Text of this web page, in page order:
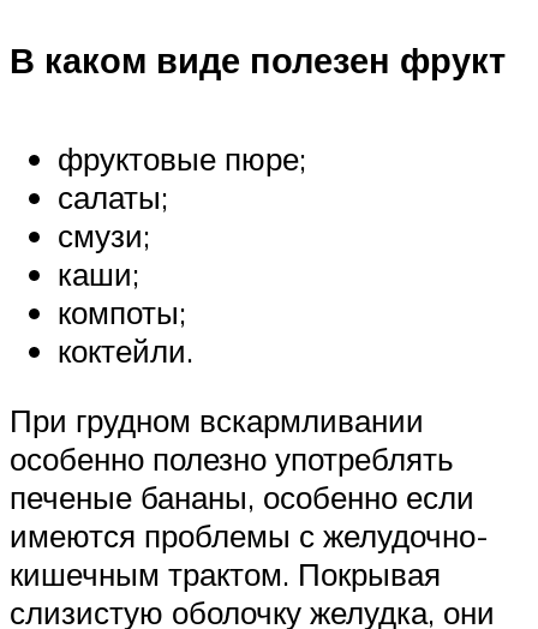
В каком виде полезен фрукт
фруктовые пюре;
салаты;
смузи;
каши;
компоты;
коктейли.
При грудном вскармливании
особенно полезно употреблять
печеные бананы, особенно если
имеются проблемы с желудочно-
кишечным трактом. Покрывая
слизистую оболочку желудка, они